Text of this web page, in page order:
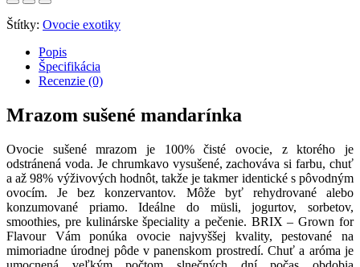
Štítky: Ovocie exotiky
Popis
Špecifikácia
Recenzie (0)
Mrazom sušené mandarínka
Ovocie sušené mrazom je 100% čisté ovocie, z ktorého je
odstránená voda. Je chrumkavo vysušené, zachováva si farbu, chuť
a až 98% výživových hodnôt, takže je takmer identické s pôvodným
ovocím. Je bez konzervantov. Môže byť rehydrované alebo
konzumované priamo. Ideálne do müsli, jogurtov, sorbetov,
smoothies, pre kulinárske špeciality a pečenie. BRIX – Grown for
Flavour Vám ponúka ovocie najvyššej kvality, pestované na
mimoriadne úrodnej pôde v panenskom prostredí. Chuť a aróma je